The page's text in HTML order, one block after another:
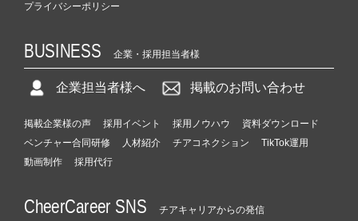
プライバシーポリシー
BUSINESS 企業・採用担当者様
企業担当者様へ 掲載のお問い合わせ
掲載企業様の声 採用イベント 採用ノウハウ
資料ダウンロード
ベンチャー合同研修
人材紹介 チアコネクション
TikTok運用
動画制作
採用代行
CheerCareer SNS チアキャリアからの発信